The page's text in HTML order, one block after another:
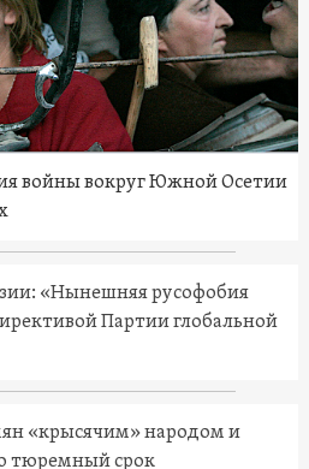
войны вокруг Южной Осетии
«Нынешняя русофобия
Партии глобальной
«крысячим» народом и
тюремный срок